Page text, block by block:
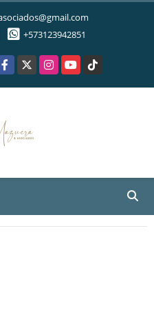
+573123942851
Facebook
X InstagramYouTubeTikTok